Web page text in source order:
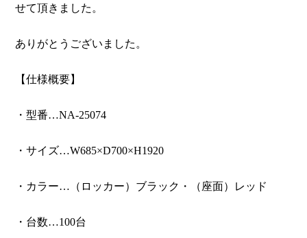
せて頂きました。
ありがとうございました。
【仕様概要】
・型番…NA-25074
・サイズ…W685×D700×H1920
・カラー…（ロッカー）ブラック・（座面）レッド
・台数…100台